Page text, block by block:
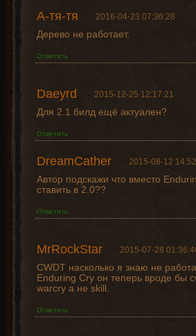
А-тя-тя 2016-04-23 07:36:28
Дерево не работает.
Ответить
Daeyrd 2015-12-25 12:17:21
Для 2.1 билд ещё актуален?
Ответить
DreamCather 2015-08-12
Автор подскажи что вместо
ставить в 2.0??
Ответить
MrRockStar 2015-07-28
CWDT насколько я знаю не
Enduring Cry он теперь вроде бы
warcry а не skill.
Ответить